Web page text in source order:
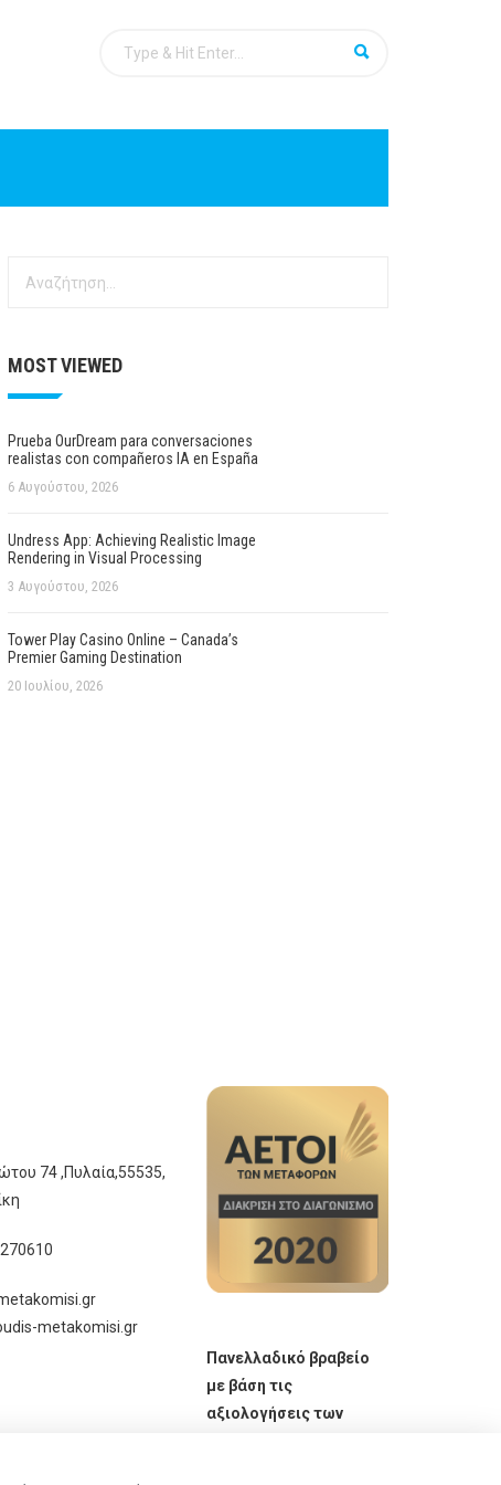
για:
MOST VIEWED
Prueba OurDream para conversaciones
realistas con compañeros IA en España
6 Αυγούστου, 2026
Undress App: Achieving Realistic Image
Rendering in Visual Processing
3 Αυγούστου, 2026
Tower Play Casino Online – Canada’s
Premier Gaming Destination
20 Ιουλίου, 2026
74 ,Πυλαία,55535,
metakomisi.gr
Πανελλαδικό βραβείο
με βάση τις
αξιολογήσεις των